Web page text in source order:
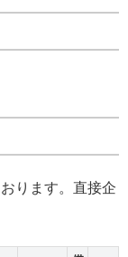
ります。直接企